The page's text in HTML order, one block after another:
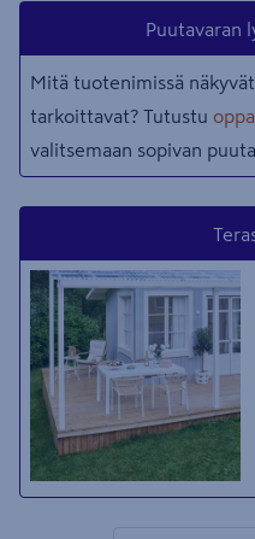
Puutavaran
Mitä tuotenimissä
tarkoittavat? Tutustu
valitsemaan sopivan